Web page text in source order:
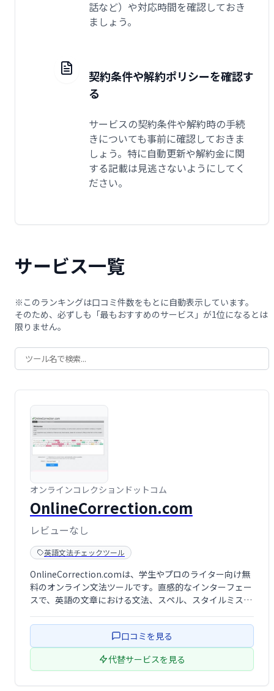
話など）や対応時間を確認しておき
ましょう。
契約条件や解約ポリシーを確認す
る
サービスの契約条件や解約時の手続
きについても事前に確認しておきま
しょう。特に自動更新や解約金に関
する記載は見逃さないようにしてく
ださい。
サービス一覧
※このランキングは口コミ件数をもとに自動表示しています。
そのため、必ずしも「最もおすすめのサービス」が1位になるとは
限りません。
オンラインコレクションドットコム
OnlineCorrection.com
レビューなし
英語文法チェックツール
OnlineCorrection.comは、学生やプロのライター向け無
料のオンライン文法ツールです。直感的なインターフェー
スで、英語の文章における文法、スペル、スタイルミスな
様々な文書の校正・編集に役立ちま …
口コミを見る
代替サービスを見る